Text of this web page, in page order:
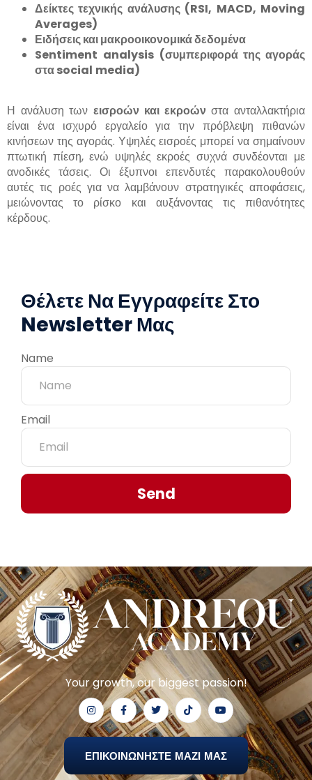
Δείκτες τεχνικής ανάλυσης (RSI, MACD, Moving
Averages)
Ειδήσεις και μακροοικονομικά δεδομένα
Sentiment analysis (συμπεριφορά της αγοράς
σταsocial media)
Η ανάλυση τωνεισροών και εκροών στα ανταλλακτήρια
είναι ένα ισχυρό εργαλείο για την πρόβλεψη πιθανών
κινήσεων της αγοράς. Υψηλές εισροές μπορεί να σημαίνουν
πτωτική πίεση, ενώ υψηλές εκροές συχνά συνδέονται με
ανοδικές τάσεις. Οι έξυπνοι επενδυτές παρακολουθούν
αυτές τις ροές για να λαμβάνουν στρατηγικές αποφάσεις,
μειώνοντας το ρίσκο και αυξάνοντας τις πιθανότητες
κέρδους.
Θέλετε Να Εγγραφείτε Στο
Newsletter Μας
Name
Email
Send
Your growth, our biggest passion!
ΕΠΙΚΟΙΝΩΝΗΣΤΕ ΜΑΖΙ ΜΑΣ